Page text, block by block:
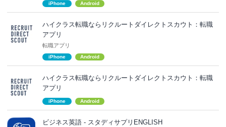
iPhone Android
ハイクラス転職ならリクルートダイレクトスカウト：転職
アプリ
転職アプリ
iPhone Android
ハイクラス転職ならリクルートダイレクトスカウト：転職
アプリ
iPhone Android
ビジネス英語 - スタディサプリENGLISH